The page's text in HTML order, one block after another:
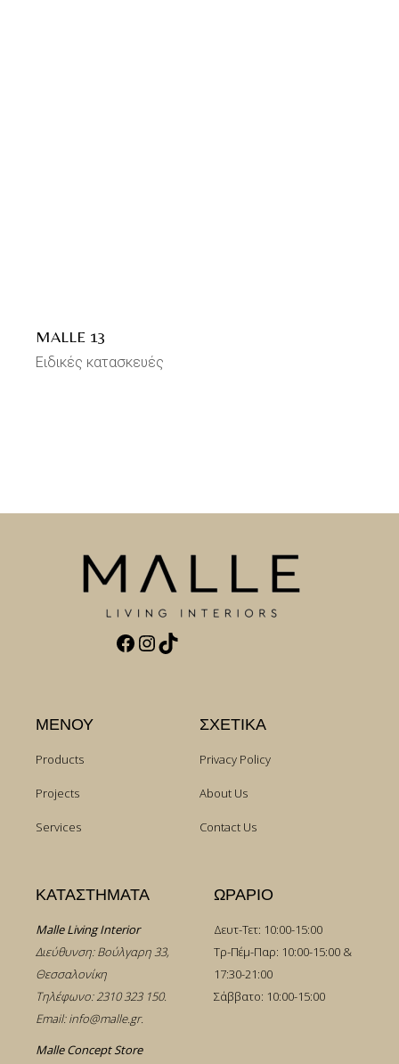
MALLE 13
Ειδικές κατασκευές
Facebook
Instagram
TikTok
ΜΕΝΟΥ
Products
Projects
Services
ΣΧΕΤΙΚΑ
Privacy Policy
About Us
Contact Us
ΚΑΤΑΣΤΗΜΑΤΑ
Malle Living Interior
Διεύθυνση: Βούλγαρη 33,
Θεσσαλονίκη
Τηλέφωνο:2310 323 150.
Email:info@malle.gr.
Malle Concept Store
ΩΡΑΡΙΟ
Δευτ-Τετ: 10:00-15:00
Τρ-Πέμ-Παρ: 10:00-15:00 &
17:30-21:00
Σάββατο: 10:00-15:00